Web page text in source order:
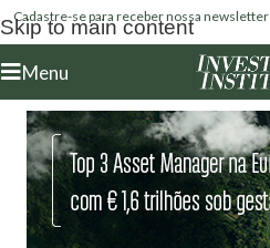
Skip to main content
Cadastre-se para receber nossa newsletter
Menu